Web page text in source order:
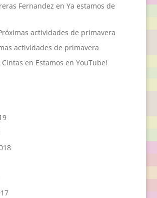
Fernandez en Ya estamos de
actividades de primavera
actividades de primavera
en Estamos en YouTube!